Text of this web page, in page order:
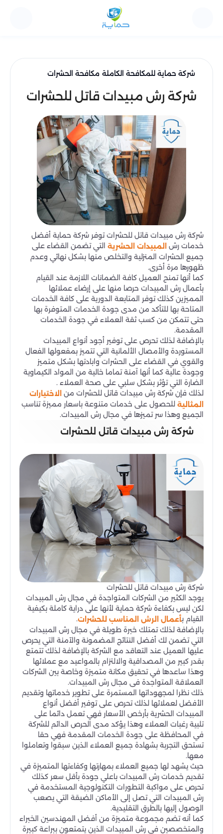
شركة حماية للمكافحة الكاملة مكافحة الحشرات
شركة رش مبيدات قاتل للحشرات
شركة رش مبيدات قاتل للحشرات توفر شركة حماية أفضل
خدمات رش
المبيدات الحشرية التي تضمن القضاء على
جميع الحشرات المنزلية والتخلص منها بشكل نهائي وعدم
ظهورها مرة أخرى.
كما أنها تمنح العميل كافة الضمانات اللازمة عند القيام
بأعمال رش المبيدات حرصا منها على إرضاء عملائها
المميزين كذلك توفر المتابعة الدورية على كافة الخدمات
المتاحة بها للتأكد من مدى جودة الخدمات المتوفرة بها
حتى تتمكن من كسب ثقة العملاء في جودة الخدمات
المقدمة.
بالإضافة لذلك تحرص على توفير أجود أنواع المبيدات
المستوردة والأمصال الألمانية التي تتميز بمفعولها الفعال
والقوي في القضاء على الحشرات وابادتها بشكل متميز
وجودة عالية كما أنها آمنة تماما خالية من المواد الكيماوية
الضارة التي تؤثر بشكل سلبي على صحة العملاء .
لذلك فإن شركة رش مبيدات قاتل للحشرات من الاختيارات
المثالية للحصول على خدمات متنوعة باسعار مميزة تناسب
الجميع وهذا سر تميزها في مجال رش المبيدات.
شركة رش مبيدات قاتل للحشرات
شركة رش مبيدات قاتل للحشرات
يوجد الكثير من الشركات المتواجدة في مجال رش المبيدات
لكن ليس بكفاءة شركة حماية لأنها على دراية كاملة بكيفية
القيام بأعمال الرش المناسب للحشرات.
بالإضافة لذلك تمتلك خبرة طويلة في مجال رش المبيدات
التي تضمن لك أفضل النتائج المضمونة والآمنة التي يحرص
عليها العميل عند التعاقد مع الشركة بالإضافة لذلك تتمتع
بقدر كبير من المصداقية والالتزام بالمواعيد مع عملائها
وهذا ساعدها في تحقيق مكانة متميزة وخاصة بين الشركات
العملاقة المتواجدة فى مجال رش المبيدات.
ذلك نظرا لمجهوداتها المستمرة على تطوير خدماتها وتقديم
الأفضل لعملائها لذلك تحرص على توفير أفضل أنواع
المبيدات الحشرية بأرخص الأسعار فهي تعمل دائما على
تلبية رغبات العملاء وهذا يؤكد مدى الحرص الدائم للشركة
في المحافظة على جودة الخدمات المقدمة فهي حقا
تستحق التجربة بشهادة جميع العملاء الذين سبقوا وتعاملوا
معها.
حيث يشهد لها جميع العملاء بمهارتها وكفاءتها المتميزة في
تقديم خدمات رش المبيدات باعلي جودة بأقل سعر كذلك
تحرص على مواكبة التطورات التكنولوجية المستخدمة في
رش المبيدات التي تصل إلى الأماكن الضيقة التي يصعب
الوصول إليها بالطرق التقليدية.
كما أنه تضم مجموعة متميزة من أفضل المهندسين الخبراء
والمتخصصين فى رش المبيدات الذين يتمتعون ببراعة كبيرة